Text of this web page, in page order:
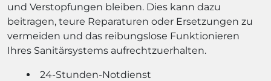
und Verstopfungen bleiben. Dies kann dazu
beitragen, teure Reparaturen oder Ersetzungen zu
vermeiden und das reibungslose Funktionieren
Ihres Sanitärsystems aufrechtzuerhalten.
24-Stunden-Notdienst